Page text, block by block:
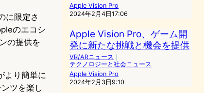
に限定さ
のエコシ
の提供を
より簡単に
ツを楽し
Apple Vision Pro
2024年2月4日17:06
Apple Vision Pro、ゲーム開
発に新たな挑戦と機会を提供
VR/ARニュース ｜
テクノロジーと社会ニュース
Apple Vision Pro
2024年2月3日9:10